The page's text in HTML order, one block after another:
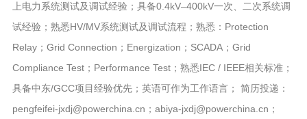
上电力系统测试及调试经验；具备0.4kV–400kV一次、二次系统调
试经验；熟悉HV/MV系统测试及调试流程；熟悉：Protection
Relay；Grid Connection；Energization；SCADA；Grid
Compliance Test；Performance Test；熟悉IEC / IEEE相关标准；
具备中东/GCC项目经验优先；英语可作为工作语言； 简历投递：
pengfeifei-jxdj@powerchina.cn；abiya-jxdj@powerchina.cn；